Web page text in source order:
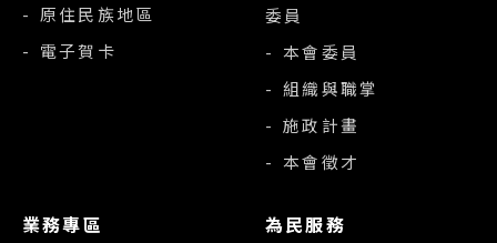
- 原住民族地區
- 電子賀卡
委員
- 本會委員
- 組織與職掌
- 施政計畫
- 本會徵才
業務專區 為民服務